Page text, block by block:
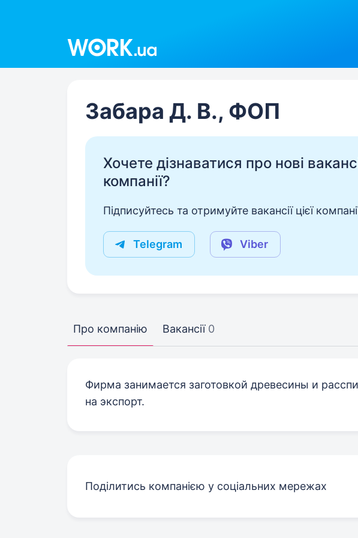
Забара Д. В., ФОП
Хочете дізнаватися про нові
компанії?
Підписуйтесь та отримуйте вакансії цієї
Telegram Viber
Про компанію Вакансії 0
Фирма занимается заготовкой древесины и
на экспорт.
Поділитись компанією у соціальних мережах